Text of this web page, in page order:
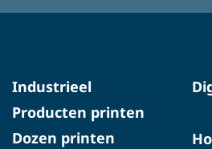
Industrieel
Producten printen
Dozen printen